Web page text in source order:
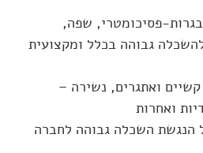
פסיכומטרי, שפה,
גבוהה בכלל ומקצועית
ואתגרים, נשירה –
ואחרות
הנגשת השכלה גבוהה לחברה